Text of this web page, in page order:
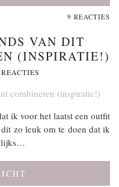
9 REACTIES
VAN DIT
(INSPIRATIE!)
REACTIES
ik voor het laatst een outfit
zo leuk om te doen dat ik